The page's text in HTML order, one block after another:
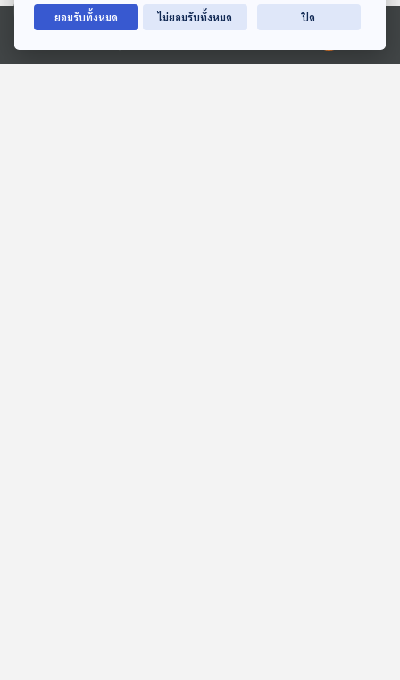
Ⓒ 2020 องค์การกระจายเสียงและแพร่ภาพสาธารณะแห่งประเทศไทย
ตอนที่เกี่ยวข้อง
ยอมรับทั้งหมด ไม่ยอมรับทั้งหมด ปิด